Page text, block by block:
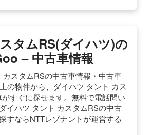
タムRS(ダイハツ)の
– 中古車情報
カスタムRSの中古車情報・中古車
の物件から、ダイハツ タント カス
すぐに探せます。無料で電話問い
イハツ タント カスタムRSの中古
すならNTTレゾナントが運営する